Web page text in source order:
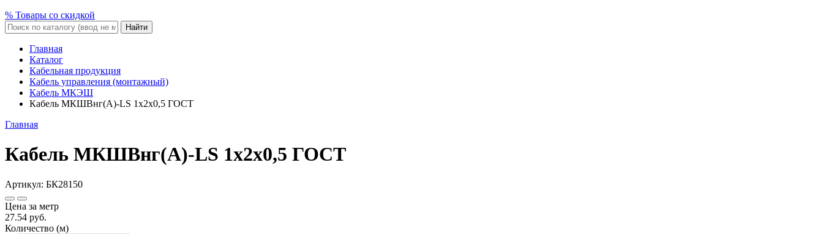
% Товары со скидкой
Найти
Главная
Каталог
Кабельная продукция
Кабель управления (монтажный)
Кабель МКЭШ
Кабель МКШВнг(A)-LS 1x2x0,5 ГОСТ
Главная
Кабель МКШВнг(A)-LS 1x2x0,5 ГОСТ
Артикул: БК28150
Цена за метр
27.54 руб.
Количество (м)